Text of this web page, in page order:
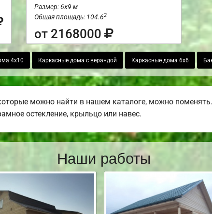
Размер: 6х9 м
Общая площадь: 104.62
от 2168000
4х10 Каркасные дома с верандой Каркасные дома 6х6
можно найти в нашем каталоге, можно
остекление, крыльцо или навес.
Наши работы